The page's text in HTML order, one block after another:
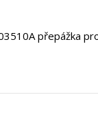
přepážka